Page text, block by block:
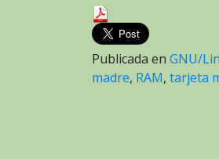
Publicada en GNU/
madre, RAM, tarjeta